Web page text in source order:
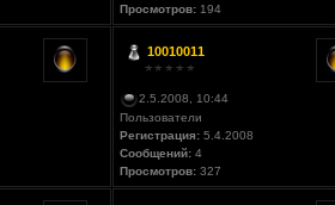
Просмотров:194
10010011
2.5.2008, 10:44
Пользователи
Регистрация:5.4.2008
Сообщений:4
Просмотров:327